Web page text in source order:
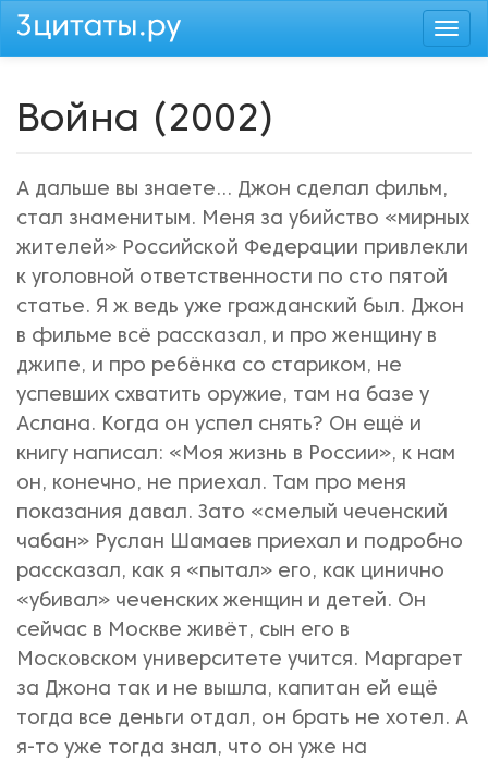
Перейти
Война (2002)
А дальше вы знаете... Джон сделал фильм,
стал знаменитым. Меня за убийство «мирных
жителей» Российской Федерации привлекли
к уголовной ответственности по сто пятой
статье. Я ж ведь уже гражданский был. Джон
в фильме всё рассказал, и про женщину в
джипе, и про ребёнка со стариком, не
успевших схватить оружие, там на базе у
Аслана. Когда он успел снять? Он ещё и
книгу написал: «Моя жизнь в России», к нам
он, конечно, не приехал. Там про меня
показания давал. Зато «смелый чеченский
чабан» Руслан Шамаев приехал и подробно
рассказал, как я «пытал» его, как цинично
«убивал» чеченских женщин и детей. Он
сейчас в Москве живёт, сын его в
Московском университете учится. Маргарет
за Джона так и не вышла, капитан ей ещё
тогда все деньги отдал, он брать не хотел. А
я-то уже тогда знал, что он уже на